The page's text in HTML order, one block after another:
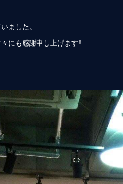
ました。
にも感謝申し上げます‼